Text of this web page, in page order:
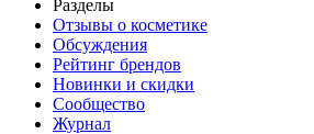
Разделы
Отзывы о косметике
Обсуждения
Рейтинг брендов
Новинки и скидки
Сообщество
Журнал